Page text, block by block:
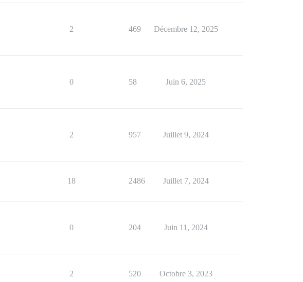
2 469 Décembre 12, 2025
0 58 Juin 6, 2025
2 957 Juillet 9, 2024
18 2486 Juillet 7, 2024
0 204 Juin 11, 2024
2 520 Octobre 3, 2023